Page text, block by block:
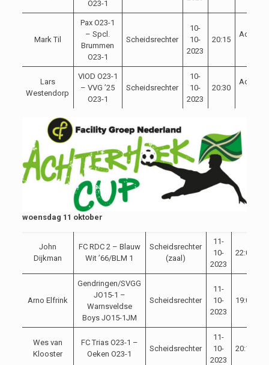
O23-1
Mark Til
Pax O23-1
– Spcl.
Brummen
O23-1
Scheidsrechter
10-
10-
2023
20:15
Lars
Westendorp
VIOD O23-1
– VVG ’25
O23-1
Scheidsrechter
10-
10-
2023
20:30
woensdag 11 oktober
John
Dijkman
FC RDC 2 – Blauw
Wit ’66/BLM 1
Scheidsrechter
(zaal)
11-
10-
2023
22:00
Arno Elfrink
Gendringen/SVGG
JO15-1 –
Warnsveldse
Boys JO15-1JM
Scheidsrechter
11-
10-
2023
19:00
Wes van
Klooster
FC Trias O23-1 –
Oeken O23-1
Scheidsrechter
11-
10-
2023
20:15